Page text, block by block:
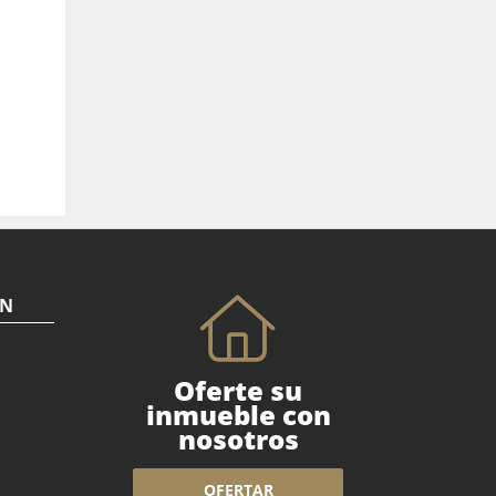
Oferte su
inmueble con
nosotros
OFERTAR